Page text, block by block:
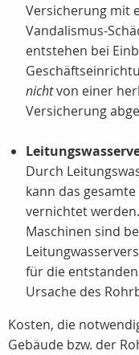
Versicherung mit
Vandalismus-
entstehen bei
nichtvon einer
Versicherung
Durch
kann das
vernichtet
Maschinen sind
für die
Ursache des
Kosten, die
Gebäude bzw. der